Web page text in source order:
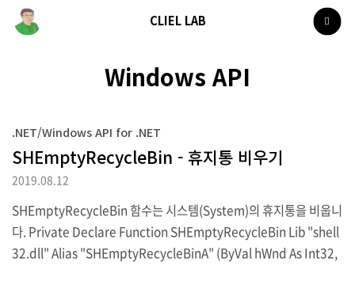
CLIEL LAB
Windows API
.NET/Windows API for .NET
SHEmptyRecycleBin - 휴지통 비우기
2019.08.12
SHEmptyRecycleBin 함수는 시스템(System)의 휴지통을 비웁니
다. Private Declare Function SHEmptyRecycleBin Lib "shell
32.dll" Alias "SHEmptyRecycleBinA" (ByVal hWnd As Int32,